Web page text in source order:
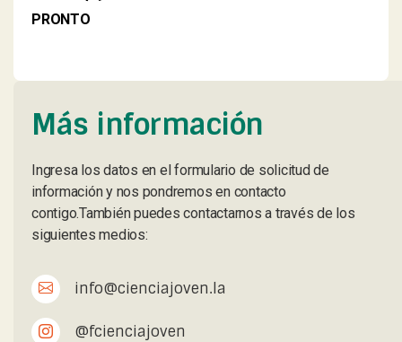
PRONTO
Más información
Ingresa los datos en el formulario de solicitud de
información y nos pondremos en contacto
contigo.También puedes contactarnos a través de los
siguientes medios:
info@cienciajoven.la
@fcienciajoven